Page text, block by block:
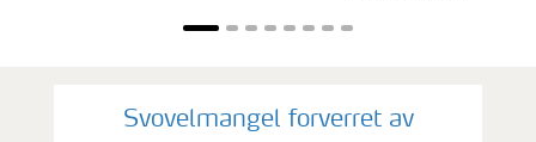
Svovelmangel forverret av